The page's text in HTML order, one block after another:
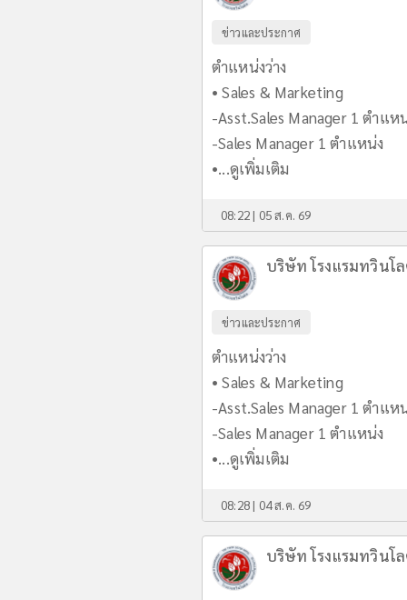
ข่าวและประกาศ
ตำแหน่งว่าง
• Sales & Marketing
-Asst.Sales Manager 1 ตำแห
-Sales Manager 1 ตำแหน่ง
•...ดูเพิ่มเติม
08:22 | 05 ส.ค. 69
บริษัท โรงแรมทวินโ
ข่าวและประกาศ
ตำแหน่งว่าง
• Sales & Marketing
-Asst.Sales Manager 1 ตำแห
-Sales Manager 1 ตำแหน่ง
•...ดูเพิ่มเติม
08:28 | 04 ส.ค. 69
บริษัท โรงแรมทวินโ